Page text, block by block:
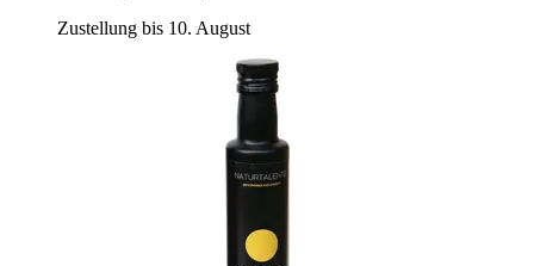
Zustellung bis 10. August